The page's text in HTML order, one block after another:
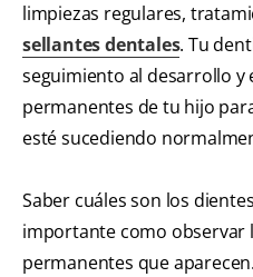
limpiezas regulares,
sellantes dentales. Tu
seguimiento al desarrollo y
permanentes de tu hijo
esté sucediendo
Saber cuáles son los
importante como observar
permanentes que